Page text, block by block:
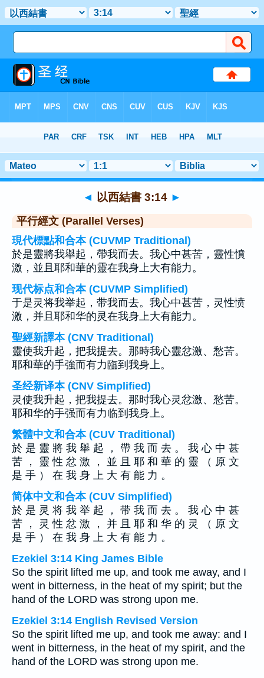
> 聖經金句 14
◄ 以西結書 3:14 ►
平行經文 (Parallel Verses)
現代標點和合本 (CUVMP Traditional)
於是靈將我舉起，帶我而去。我心中甚苦，靈性憤
激，並且耶和華的靈在我身上大有能力。
现代标点和合本 (CUVMP Simplified)
于是灵将我举起，带我而去。我心中甚苦，灵性愤
激，并且耶和华的灵在我身上大有能力。
聖經新譯本 (CNV Traditional)
靈使我升起，把我提去。那時我心靈忿激、愁苦。
耶和華的手強而有力臨到我身上。
圣经新译本 (CNV Simplified)
灵使我升起，把我提去。那时我心灵忿激、愁苦。
耶和华的手强而有力临到我身上。
繁體中文和合本 (CUV Traditional)
於 是 靈 將 我 舉 起 ， 帶 我 而 去 。 我 心 中 甚
苦 ， 靈 性 忿 激 ， 並 且 耶 和 華 的 靈 （ 原 文
是 手 ） 在 我 身 上 大 有 能 力 。
简体中文和合本 (CUV Simplified)
於 是 灵 将 我 举 起 ， 带 我 而 去 。 我 心 中 甚
苦 ， 灵 性 忿 激 ， 并 且 耶 和 华 的 灵 （ 原 文
是 手 ） 在 我 身 上 大 有 能 力 。
Ezekiel 3:14 King James Bible
So the spirit lifted me up, and took me away, and I
went in bitterness, in the heat of my spirit; but the
hand of the LORD was strong upon me.
Ezekiel 3:14 English Revised Version
So the spirit lifted me up, and took me away: and I
went in bitterness, in the heat of my spirit, and the
hand of the LORD was strong upon me.